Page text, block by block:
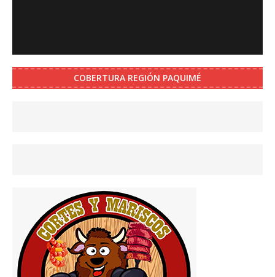
COBERTURA REGIÓN PAQUIMÉ